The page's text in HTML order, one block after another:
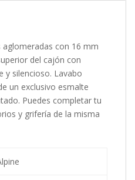
aglomeradas con 16 mm
del cajón con
y silencioso. Lavabo
un exclusivo esmalte
Puedes completar tu
y grifería de la misma